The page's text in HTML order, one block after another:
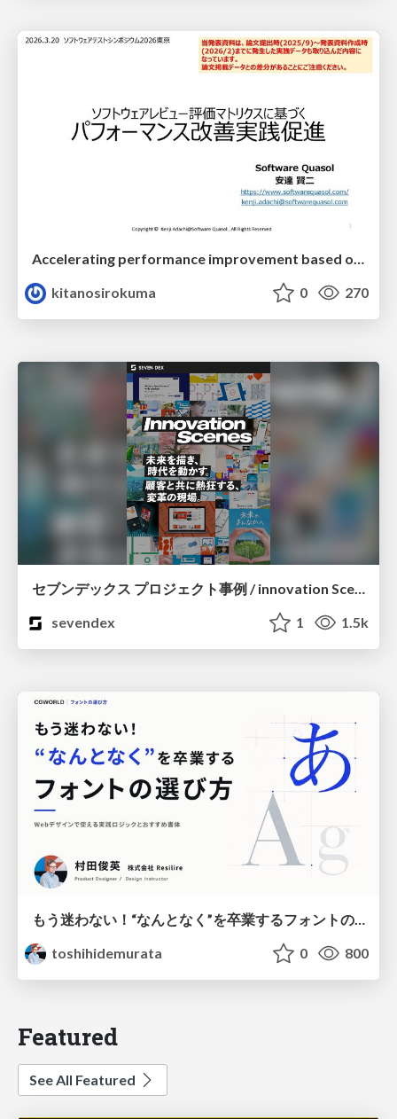
Accelerating performance improvement based on a software review evaluation matrix
kitanosirokuma
0 270
セブンデックス プロジェクト事例 / innovation Scenes
sevendex
1 1.5k
toshihidemurata
0 800
Featured
See All Featured